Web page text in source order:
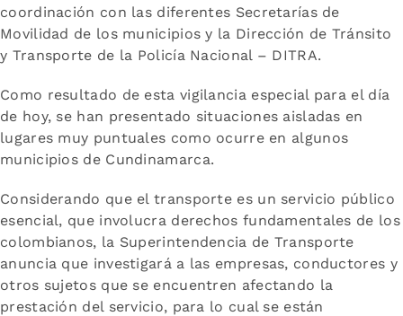
coordinación con las diferentes Secretarías de
Movilidad de los municipios y la Dirección de Tránsito
y Transporte de la Policía Nacional – DITRA.
Como resultado de esta vigilancia especial para el día
de hoy, se han presentado situaciones aisladas en
lugares muy puntuales como ocurre en algunos
municipios de Cundinamarca.
Considerando que el transporte es un servicio público
esencial, que involucra derechos fundamentales de los
colombianos, la Superintendencia de Transporte
anuncia que investigará a las empresas, conductores y
otros sujetos que se encuentren afectando la
prestación del servicio, para lo cual se están